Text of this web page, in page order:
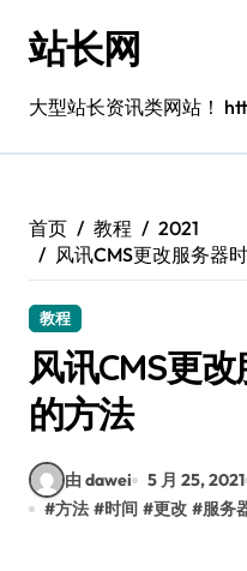
站长网
大型站长资讯类网站！
首页 教程
2021
风讯CMS更改服务器
教程
风讯CMS更
的方法
由 dawei 5 月 25, 2021
#方法 #时间 #更改 #服务